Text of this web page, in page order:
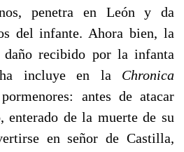
penetra en León y da
del infante. Ahora bien, la
recibido por la infanta
incluye en la Chronica
antes de atacar
enterado de la muerte de su
en señor de Castilla,